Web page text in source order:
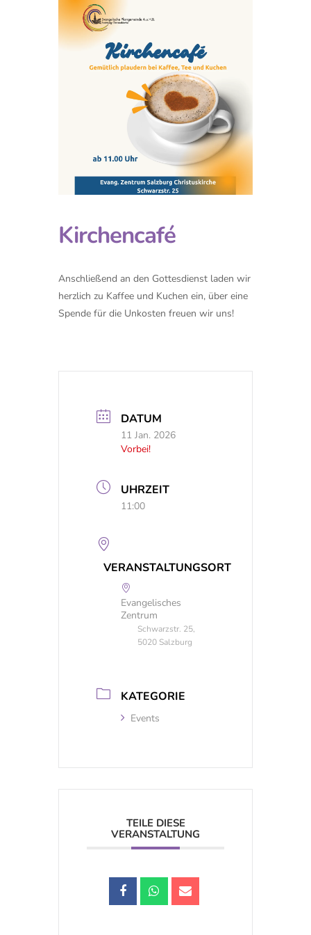
Kirchencafé
Anschließend an den Gottesdienst laden wir
herzlich zu Kaffee und Kuchen ein, über eine
Spende für die Unkosten freuen wir uns!
DATUM
11 Jan. 2026
Vorbei!
UHRZEIT
11:00
VERANSTALTUNGSORT
Evangelisches
Zentrum
Schwarzstr. 25,
5020 Salzburg
KATEGORIE
Events
TEILE DIESE
VERANSTALTUNG